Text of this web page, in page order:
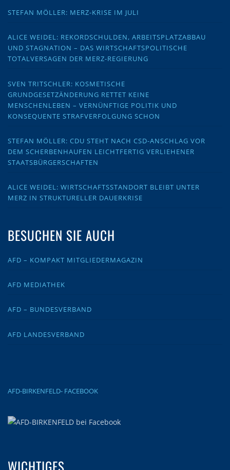
STEFAN MÖLLER: MERZ-KRISE IM JULI
ALICE WEIDEL: REKORDSCHULDEN, ARBEITSPLATZABBAU
UND STAGNATION – DAS WIRTSCHAFTSPOLITISCHE
TOTALVERSAGEN DER MERZ-REGIERUNG
SVEN TRITSCHLER: KOSMETISCHE
GRUNDGESETZÄNDERUNG RETTET KEINE
MENSCHENLEBEN – VERNÜNFTIGE POLITIK UND
KONSEQUENTE STRAFVERFOLGUNG SCHON
STEFAN MÖLLER: CDU STEHT NACH CSD-ANSCHLAG VOR
DEM SCHERBENHAUFEN LEICHTFERTIG VERLIEHENER
STAATSBÜRGERSCHAFTEN
ALICE WEIDEL: WIRTSCHAFTSSTANDORT BLEIBT UNTER
MERZ IN STRUKTURELLER DAUERKRISE
BESUCHEN SIE AUCH
AFD – KOMPAKT MITGLIEDERMAGAZIN
AFD MEDIATHEK
AFD – BUNDESVERBAND
AFD LANDESVERBAND
AFD-BIRKENFELD- FACEBOOK